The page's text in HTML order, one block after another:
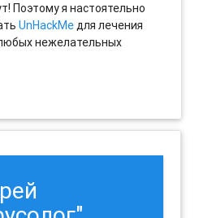
Поэтому я настоятельно
UnHackMeдля лечения
нежелательных